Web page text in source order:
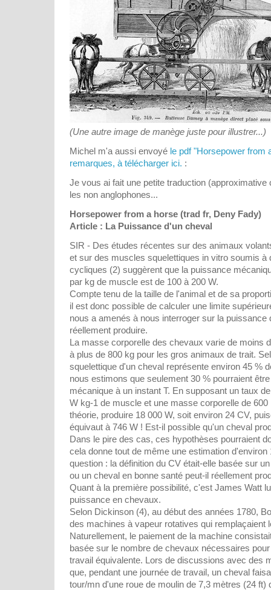
(Une autre image de manège juste pour illustrer...)
Michel m'a aussi envoyé le pdf "Horsepower from
remarques, à télécharger ici. :
Je vous ai fait une petite traduction (approximative
les non anglophones...
Horsepower from a horse (trad fr, Deny Fady)
Article : La Puissance d'un cheval
SIR - Des études récentes sur des animaux
et sur des muscles squelettiques in vitro soumis à
cycliques (2) suggèrent que la puissance
par kg de muscle est de 100 à 200 W.
Compte tenu de la taille de l'animal et de sa
il est donc possible de calculer une limite
nous a amenés à nous interroger sur la puissance
réellement produire.
La masse corporelle des chevaux varie de moins
à plus de 800 kg pour les gros animaux de trait.
squelettique d'un cheval représente environ 45 %
nous estimons que seulement 30 % pourraient
mécanique à un instant T. En supposant un taux
W kg-1 de muscle et une masse corporelle de
théorie, produire 18 000 W, soit environ 24 CV,
équivaut à 746 W ! Est-il possible qu'un cheval
Dans le pire des cas, ces hypothèses pourraient
cela donne tout de même une estimation d'environ
question : la définition du CV était-elle basée sur
ou un cheval en bonne santé peut-il réellement
Quant à la première possibilité, c'est James Watt
puissance en chevaux.
Selon Dickinson (4), au début des années 1780,
des machines à vapeur rotatives qui remplaçaient
Naturellement, le paiement de la machine
basée sur le nombre de chevaux nécessaires
travail équivalente. Lors de discussions avec des
que, pendant une journée de travail, un cheval
tour/mn d'une roue de moulin de 7,3 mètres (24 ft)